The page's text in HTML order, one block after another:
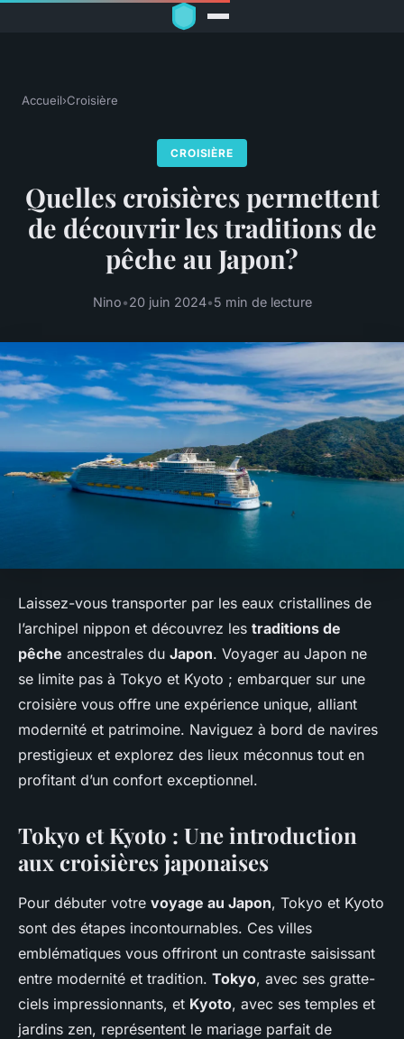
Accueil›Croisière
CROISIÈRE
Quelles croisières permettent
de découvrir les traditions de
pêche au Japon?
Nino•20 juin 2024•5 min de lecture
Laissez-vous transporter par les eaux cristallines de
l’archipel nippon et découvrez les traditions de
pêche ancestrales du Japon. Voyager au Japon ne
se limite pas à Tokyo et Kyoto ; embarquer sur une
croisière vous offre une expérience unique, alliant
modernité et patrimoine. Naviguez à bord de navires
prestigieux et explorez des lieux méconnus tout en
profitant d’un confort exceptionnel.
Tokyo et Kyoto : Une introduction
aux croisières japonaises
Pour débuter votre voyage au Japon, Tokyo et Kyoto
sont des étapes incontournables. Ces villes
emblématiques vous offriront un contraste saisissant
entre modernité et tradition. Tokyo, avec ses gratte-
ciels impressionnants, et Kyoto, avec ses temples et
jardins zen, représentent le mariage parfait de